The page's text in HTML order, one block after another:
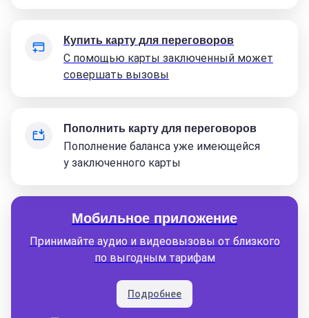
Купить карту для переговоров
С помощью карты заключенный может
совершать вызовы
Пополнить карту для переговоров
Пополнение баланса уже имеющейся
у заключенного карты
Мобильное приложение
Принимайте аудио и видеовызовы от близкого
по выгодным тарифам
Подробнее